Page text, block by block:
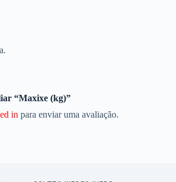
“Maxixe (kg)”
in para enviar uma avaliação.